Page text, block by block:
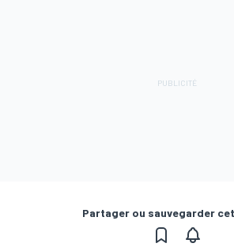
Partager ou sauvegarder